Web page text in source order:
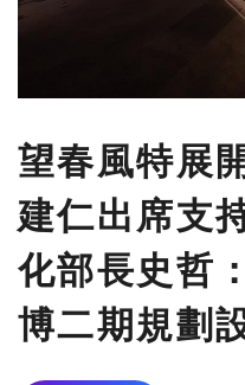
望春風特展
建仁出席支
化部長史哲
博二期規劃